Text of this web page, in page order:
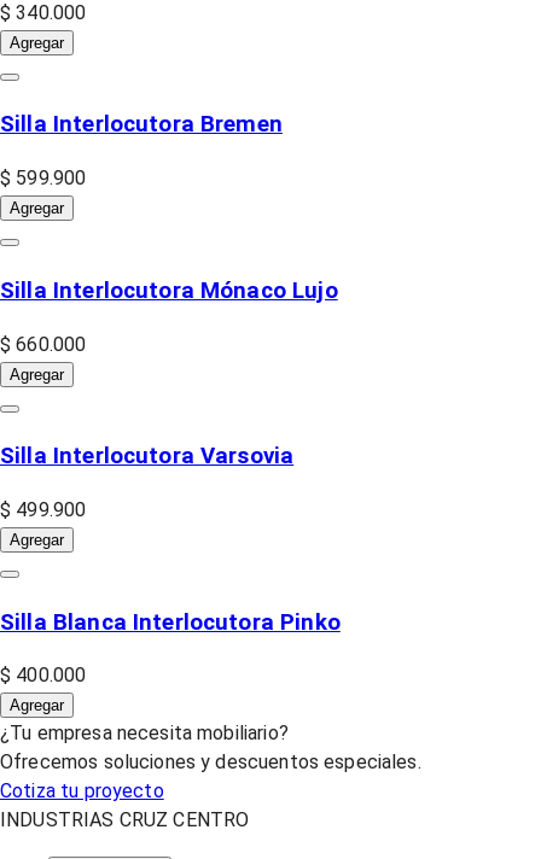
$ 340.000
Agregar
Silla Interlocutora Bremen
$ 599.900
Agregar
Silla Interlocutora Mónaco Lujo
$ 660.000
Agregar
Silla Interlocutora Varsovia
$ 499.900
Agregar
Silla Blanca Interlocutora Pinko
$ 400.000
Agregar
¿Tu empresa necesita mobiliario?
Ofrecemos soluciones y descuentos especiales.
Cotiza tu proyecto
INDUSTRIAS CRUZ CENTRO